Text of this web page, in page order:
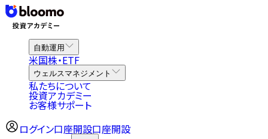
自動運用
米国株・ETF
ウェルスマネジメント
私たちについて
投資アカデミー
お客様サポート
ログイン口座開設口座開設